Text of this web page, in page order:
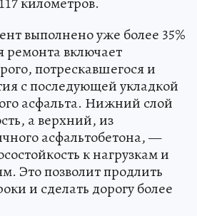
выполнено уже более 35%
ремонта включает
потрескавшегося и
с последующей укладкой
асфальта. Нижний слой
а верхний, из
асфальтобетона, —
к нагрузкам и
Это позволит продлить
и сделать дорогу более